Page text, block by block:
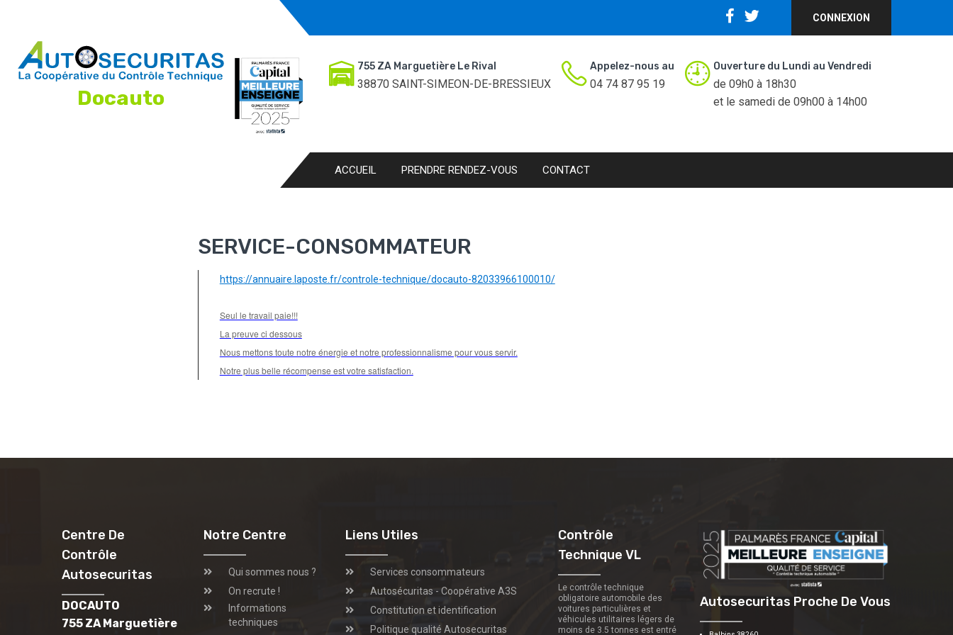
CONNEXION
Docauto
755 ZA Marguetière Le Rival
38870 SAINT-SIMEON-DE-BRESSIEUX
Appelez-nous au
04 74 87 95 19
Ouverture du Lundi au Vendredi
de 09h0 à 18h30
et le samedi de 09h00 à 14h00
ACCUEIL PRENDRE RENDEZ-VOUS CONTACT
SERVICE-CONSOMMATEUR
https://annuaire.laposte.fr/controle-technique/docauto-82033966100010/
Seul le travail paie!!!
La preuve ci dessous
Nous mettons toute notre énergie et notre professionnalisme pour vous servir.
Notre plus belle récompense est votre satisfaction.
Centre De
Contrôle
Autosecuritas
DOCAUTO
755 ZA Marguetière
Notre Centre
Qui sommes nous ?
On recrute !
Informations
techniques
Liens Utiles
Services consommateurs
Autosécuritas - Coopérative A3S
Constitution et identification
Politique qualité Autosecuritas
Contrôle
Technique VL
Le contrôle technique
obligatoire automobile des
voitures particulières et
véhicules utilitaires légers de
moins de 3.5 tonnes est entré
Autosecuritas Proche De Vous